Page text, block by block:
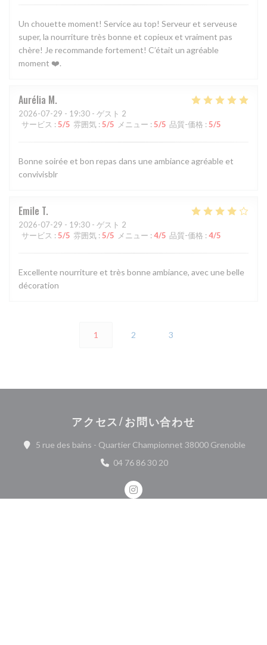
Un chouette moment! Service au top! Serveur et serveuse
super, la nourriture très bonne et copieux et vraiment pas
chère! Je recommande fortement! C’était un agréable
moment ❤️.
Aurélia M
2026-07-29 - 19:30 - ゲスト 2
サービス : 5/5 雰囲気 : 5/5 メニュー : 5/5 品質-価格 : 5/5
Bonne soirée et bon repas dans une ambiance agréable et
convivisblr
Emile T
2026-07-29 - 19:30 - ゲスト 2
サービス : 5/5 雰囲気 : 5/5 メニュー : 4/5 品質-価格 : 4/5
Excellente nourriture et très bonne ambiance, avec une belle
décoration
1 2 3
アクセス/お問い合わせ
5 rue des bains - Quartier Championnet 38000 Grenoble((新
04 76 86 30 20
Instagram ((新しいウィンドウ